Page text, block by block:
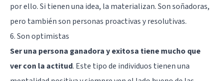
por ello. Si tienen una idea, la materializan. Son soñadoras,
pero también son personas proactivas y resolutivas.
6. Son optimistas
Ser una persona ganadora y exitosa tiene mucho que
ver con la actitud. Este tipo de individuos tienen una